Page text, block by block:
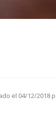
el 04/12/2018